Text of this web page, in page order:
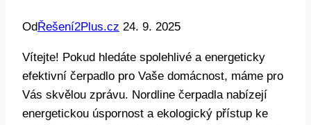
Od Řešení2Plus.cz 24. 9. 2025
Vítejte! Pokud hledáte spolehlivé a energeticky
efektivní čerpadlo pro Vaše domácnost, máme pro
Vás skvělou zprávu. Nordline čerpadla nabízejí
energetickou úspornost a ekologický přístup ke